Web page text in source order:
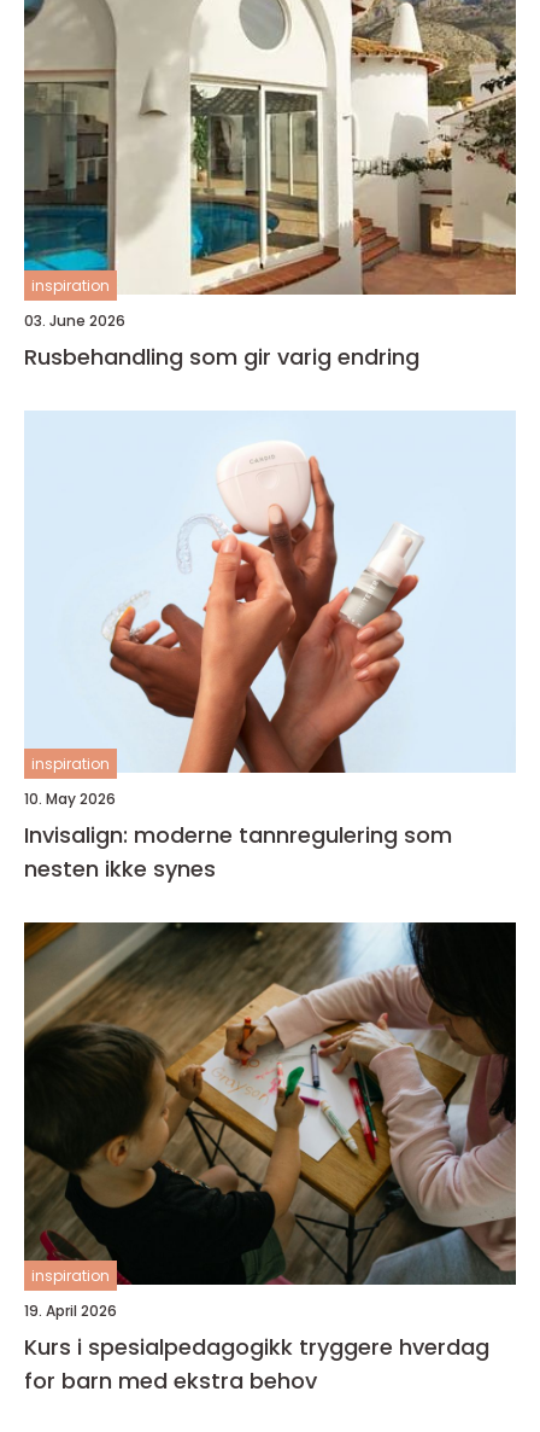
inspiration
03. June 2026
Rusbehandling som gir varig endring
inspiration
10. May 2026
Invisalign: moderne tannregulering som
nesten ikke synes
inspiration
19. April 2026
Kurs i spesialpedagogikk tryggere hverdag
for barn med ekstra behov